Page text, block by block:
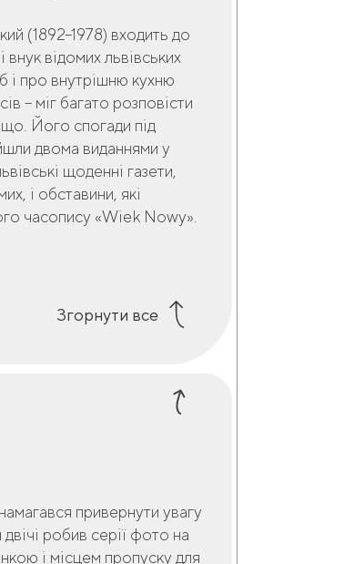
(1892–1978) входить до
відомих львівських
і про внутрішню кухню
– міг багато розповісти
Його спогади під
двома виданнями у
щоденні газети,
і обставини, які
часопису «Wiek Nowy».
Згорнути все
привернути увагу
робив серії фото на
і місцем пропуску для